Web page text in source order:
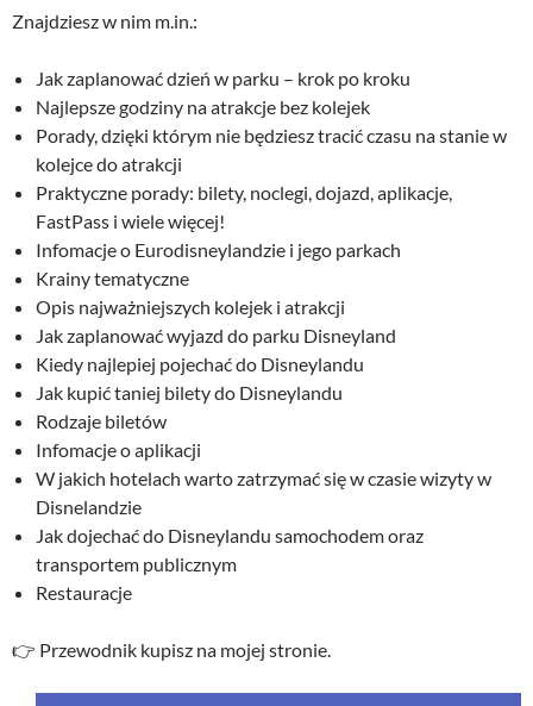
Znajdziesz w nim m.in.:
Jak zaplanować dzień w parku – krok po kroku
Najlepsze godziny na atrakcje bez kolejek
Porady, dzięki którym nie będziesz tracić czasu na stanie w
kolejce do atrakcji
Praktyczne porady: bilety, noclegi, dojazd, aplikacje,
FastPass i wiele więcej!
Infomacje o Eurodisneylandzie i jego parkach
Krainy tematyczne
Opis najważniejszych kolejek i atrakcji
Jak zaplanować wyjazd do parku Disneyland
Kiedy najlepiej pojechać do Disneylandu
Jak kupić taniej bilety do Disneylandu
Rodzaje biletów
Infomacje o aplikacji
W jakich hotelach warto zatrzymać się w czasie wizyty w
Disnelandzie
Jak dojechać do Disneylandu samochodem oraz
transportem publicznym
Restauracje
👉 Przewodnik kupisz na mojej stronie.